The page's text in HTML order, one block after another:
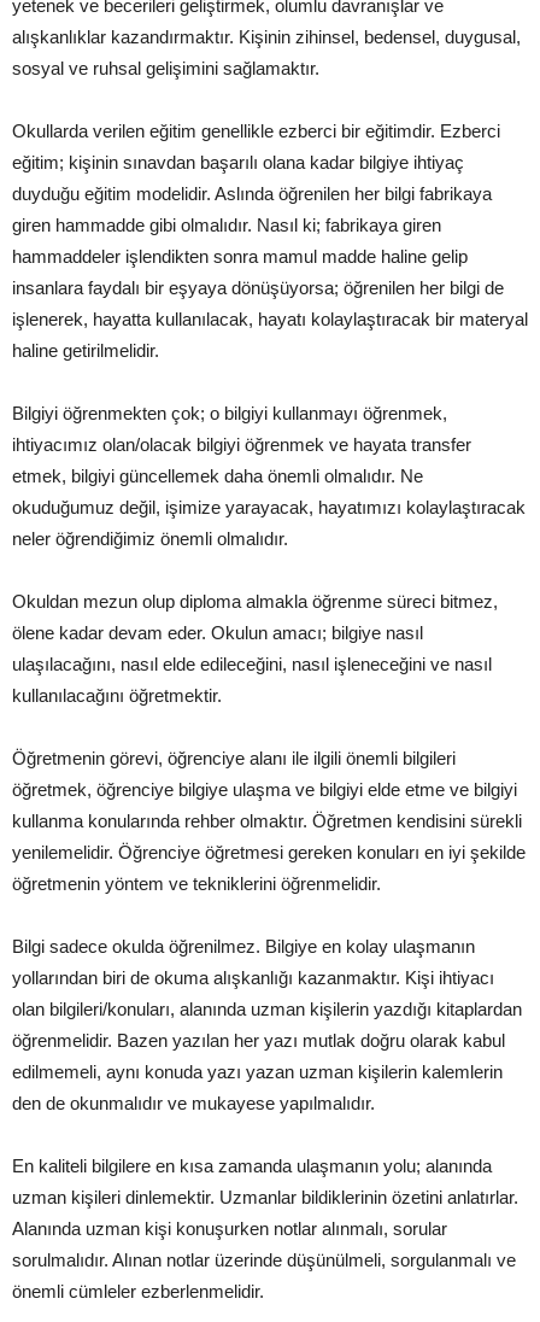
yetenek ve becerileri geliştirmek, olumlu davranışlar ve
alışkanlıklar kazandırmaktır. Kişinin zihinsel, bedensel, duygusal,
sosyal ve ruhsal gelişimini sağlamaktır.
Okullarda verilen eğitim genellikle ezberci bir eğitimdir. Ezberci
eğitim; kişinin sınavdan başarılı olana kadar bilgiye ihtiyaç
duyduğu eğitim modelidir. Aslında öğrenilen her bilgi fabrikaya
giren hammadde gibi olmalıdır. Nasıl ki; fabrikaya giren
hammaddeler işlendikten sonra mamul madde haline gelip
insanlara faydalı bir eşyaya dönüşüyorsa; öğrenilen her bilgi de
işlenerek, hayatta kullanılacak, hayatı kolaylaştıracak bir materyal
haline getirilmelidir.
Bilgiyi öğrenmekten çok; o bilgiyi kullanmayı öğrenmek,
ihtiyacımız olan/olacak bilgiyi öğrenmek ve hayata transfer
etmek, bilgiyi güncellemek daha önemli olmalıdır. Ne
okuduğumuz değil, işimize yarayacak, hayatımızı kolaylaştıracak
neler öğrendiğimiz önemli olmalıdır.
Okuldan mezun olup diploma almakla öğrenme süreci bitmez,
ölene kadar devam eder. Okulun amacı; bilgiye nasıl
ulaşılacağını, nasıl elde edileceğini, nasıl işleneceğini ve nasıl
kullanılacağını öğretmektir.
Öğretmenin görevi, öğrenciye alanı ile ilgili önemli bilgileri
öğretmek, öğrenciye bilgiye ulaşma ve bilgiyi elde etme ve bilgiyi
kullanma konularında rehber olmaktır. Öğretmen kendisini sürekli
yenilemelidir. Öğrenciye öğretmesi gereken konuları en iyi şekilde
öğretmenin yöntem ve tekniklerini öğrenmelidir.
Bilgi sadece okulda öğrenilmez. Bilgiye en kolay ulaşmanın
yollarından biri de okuma alışkanlığı kazanmaktır. Kişi ihtiyacı
olan bilgileri/konuları, alanında uzman kişilerin yazdığı kitaplardan
öğrenmelidir. Bazen yazılan her yazı mutlak doğru olarak kabul
edilmemeli, aynı konuda yazı yazan uzman kişilerin kalemlerin
den de okunmalıdır ve mukayese yapılmalıdır.
En kaliteli bilgilere en kısa zamanda ulaşmanın yolu; alanında
uzman kişileri dinlemektir. Uzmanlar bildiklerinin özetini anlatırlar.
Alanında uzman kişi konuşurken notlar alınmalı, sorular
sorulmalıdır. Alınan notlar üzerinde düşünülmeli, sorgulanmalı ve
önemli cümleler ezberlenmelidir.